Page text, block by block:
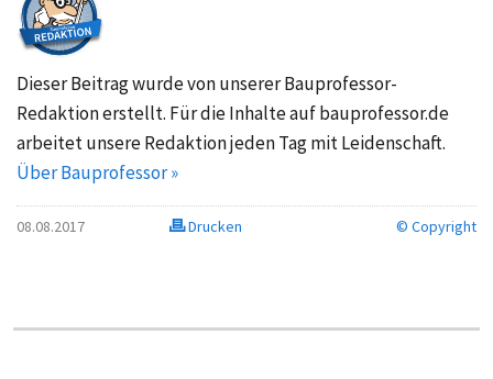
Dieser Beitrag wurde von unserer Bauprofessor-
Redaktion erstellt. Für die Inhalte auf bauprofessor.de
arbeitet unsere Redaktion jeden Tag mit Leidenschaft.
Über Bauprofessor »
08.08.2017 Drucken © Copyright